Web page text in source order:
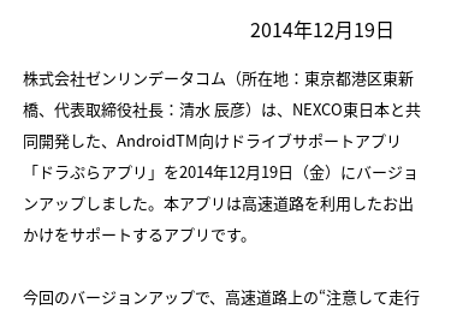
2014年12月19日
株式会社ゼンリンデータコム（所在地：東京都港区東新
橋、代表取締役社長：清水 辰彦）は、NEXCO東日本と共
同開発した、AndroidTM向けドライブサポートアプリ
「ドラぷらアプリ」を2014年12月19日（金）にバージョ
ンアップしました。本アプリは高速道路を利用したお出
かけをサポートするアプリです。
今回のバージョンアップで、高速道路上の“注意して走行